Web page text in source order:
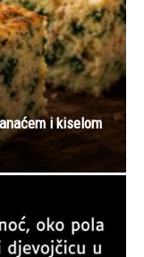
i kiselom